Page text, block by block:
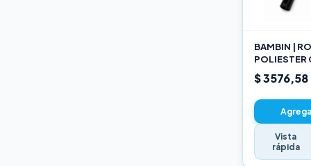
BAMBIN |
POLIESTER
22CM
$ 3576,58
Vista
rápida